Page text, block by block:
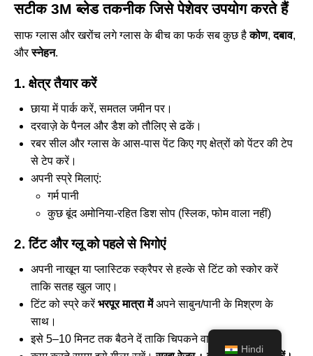
सटीक 3M ब्लेड तकनीक जिसे पेशेवर उपयोग करते हैं
साफ ग्लास और खरोंच लगे ग्लास के बीच का फर्क सब कुछ हैकोण,दबाव,
औरस्नेहन.
1. क्षेत्र तैयार करें
छाया में पार्क करें, समतल जमीन पर।
दरवाज़े के पैनल और डैश को तौलिए से ढकें।
रबर सील और ग्लास के आस-पास पेंट किए गए क्षेत्रों को पेंटर की टेप
से टेप करें।
अपनी स्प्रे मिलाएं:
गर्म पानी
कुछ बूंद अमोनिया-रहित डिश सोप (स्लिक, फोम वाला नहीं)
2. टिंट और ग्लू को पहले से भिगोएं
अपनी नाखून या प्लास्टिक स्क्रैपर से हल्के से टिंट को स्कोर करें
ताकि सतह खुल जाए।
टिंट को स्प्रे करेंभरपूर मात्रा मेंअपने साबुन/पानी के मिश्रण के
साथ।
इसे 5–10 मिनट तक बैठने दें ताकि चिपकने वाला नरम हो जाए।
Hindi